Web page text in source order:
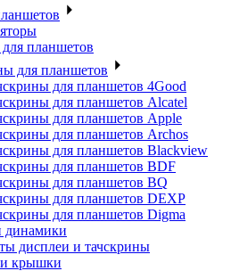
планшетов
для планшетов
для планшетов 4Good
для планшетов Alcatel
для планшетов Apple
для планшетов Archos
для планшетов Blackview
для планшетов BDF
для планшетов BQ
для планшетов DEXP
для планшетов Digma
динамики
дисплеи и тачскрины
крышки